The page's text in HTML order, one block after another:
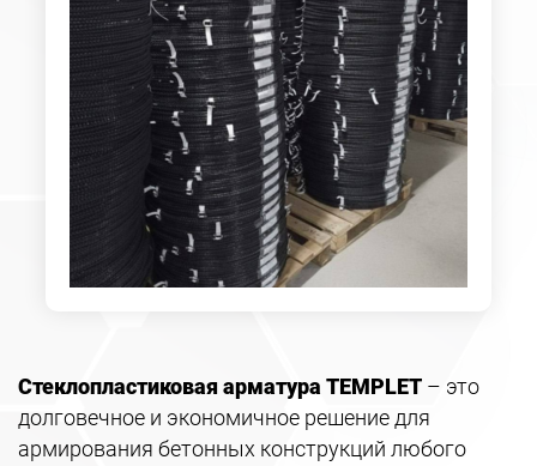
Стеклопластиковая арматура TEMPLET – это
долговечное и экономичное решение для
армирования бетонных конструкций любого